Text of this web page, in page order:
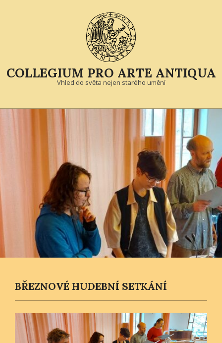
COLLEGIUM PRO ARTE ANTIQUA
Vhled do světa nejen starého umění
Primary
BŘEZNOVÉ HUDEBNÍ SETKÁNÍ